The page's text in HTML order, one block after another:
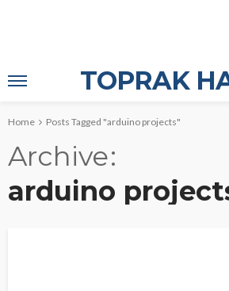
TOPRAK
Home Posts Tagged "arduino projects"
Archive
arduino